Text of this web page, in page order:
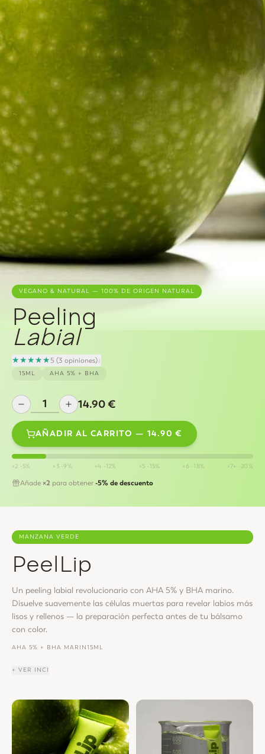
VEGANO & NATURAL — 100% DE ORIGEN NATURAL
Peeling
Labial
★★★★★5 (3 opiniones)↓
15ML AHA 5% + BHA
14.90€
AÑADIR AL CARRITO — 14.90 €
×2 -5% ×3-9% ×4 -12% ×5 - 15% ×6 -18% ×7+ -20%
Añade ×2 para obtener -5% de descuento
MANZANA VERDE
PeelLip
Un peeling labial revolucionario con AHA 5% y BHA marino.
Disuelve suavemente las células muertas para revelar labios más
lisos y rellenos — la preparación perfecta antes de tu bálsamo
con color.
AHA 5% + BHA MARIN15ML
+ VER INCI